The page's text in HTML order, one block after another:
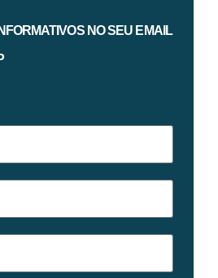
NO SEU EMAIL